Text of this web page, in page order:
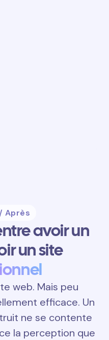
Après
avoir un
un site
web. Mais peu
efficace. Un
ne se contente
la perception que